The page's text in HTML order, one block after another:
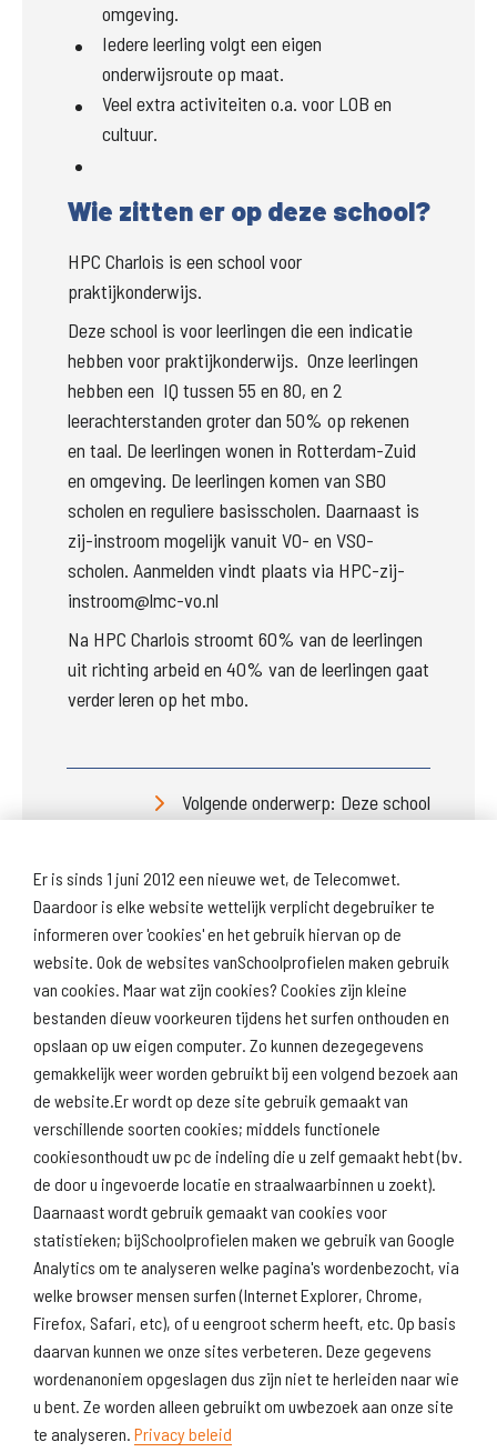
Er is sinds 1 juni 2012 een nieuwe wet, de Telecomwet.
Daardoor is elke website wettelijk verplicht degebruiker te
informeren over 'cookies' en het gebruik hiervan op de
website. Ook de websites vanSchoolprofielen maken gebruik
van cookies. Maar wat zijn cookies? Cookies zijn kleine
bestanden dieuw voorkeuren tijdens het surfen onthouden en
opslaan op uw eigen computer. Zo kunnen dezegegevens
gemakkelijk weer worden gebruikt bij een volgend bezoek aan
de website.Er wordt op deze site gebruik gemaakt van
verschillende soorten cookies; middels functionele
cookiesonthoudt uw pc de indeling die u zelf gemaakt hebt (bv.
de door u ingevoerde locatie en straalwaarbinnen u zoekt).
Daarnaast wordt gebruik gemaakt van cookies voor
statistieken; bijSchoolprofielen maken we gebruik van Google
Analytics om te analyseren welke pagina's wordenbezocht, via
welke browser mensen surfen (Internet Explorer, Chrome,
Firefox, Safari, etc), of u eengroot scherm heeft, etc. Op basis
daarvan kunnen we onze sites verbeteren. Deze gegevens
wordenanoniem opgeslagen dus zijn niet te herleiden naar wie
u bent. Ze worden alleen gebruikt om uwbezoek aan onze site
te analyseren. Privacy beleid
omgeving.
Iedere leerling volgt een eigen
onderwijsroute op maat.
Veel extra activiteiten o.a. voor LOB en
cultuur.
Wie zitten er op deze school?
HPC Charlois is een school voor
praktijkonderwijs.
Deze school is voor leerlingen die een indicatie
hebben voor praktijkonderwijs.  Onze leerlingen
hebben een  IQ tussen 55 en 80, en 2
leerachterstanden groter dan 50% op rekenen
en taal. De leerlingen wonen in Rotterdam-Zuid
en omgeving. De leerlingen komen van SBO
scholen en reguliere basisscholen. Daarnaast is
zij-instroom mogelijk vanuit VO- en VSO-
scholen. Aanmelden vindt plaats via HPC-zij-
instroom@lmc-vo.nl
Na HPC Charlois stroomt 60% van de leerlingen
uit richting arbeid en 40% van de leerlingen gaat
verder leren op het mbo.
Volgende onderwerp: Deze school
Download
schoolprofiel
Naar
schoolresultaten
Naar scholenopdekaart.nl